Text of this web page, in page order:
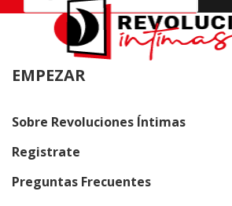
EMPEZAR
Sobre Revoluciones Íntimas
Registrate
Preguntas Frecuentes